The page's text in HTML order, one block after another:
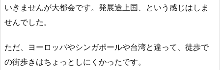
いきませんが大都会です。発展途上国、という感じはしま
せんでした。
ただ、ヨーロッパやシンガポールや台湾と違って、徒歩で
の街歩きはちょっとしにくかったです。